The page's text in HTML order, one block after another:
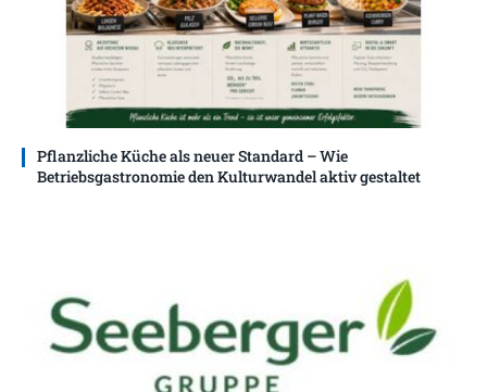
Pflanzliche Küche als neuer Standard – Wie
Betriebsgastronomie den Kulturwandel aktiv gestaltet